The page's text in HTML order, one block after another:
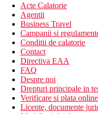
Acte Calatorie
Agentii
Business Travel
Campanii si
Conditii de calatorie
Contact
Directiva EAA
FAQ
Despre noi
Drepturi principale in
Verificare si plata online
Licente, documente